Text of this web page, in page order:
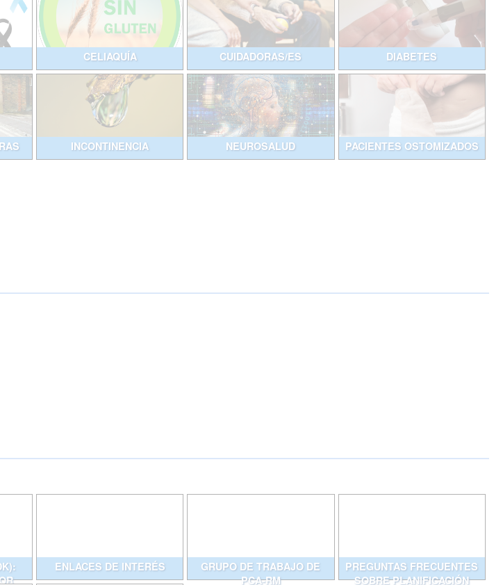
CELIAQUÍA CUIDADORAS/ES DIABETES
INCONTINENCIA NEUROSALUD PACIENTES OSTOMIZADOS
ENLACES DE INTERÉS
GRUPO DE TRABAJO DE
PCA-RM
PREGUNTAS FRECUENTES
SOBRE PLANIFICACIÓN